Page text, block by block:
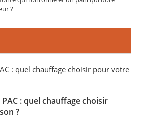
?
: quel chauffage choisir
?